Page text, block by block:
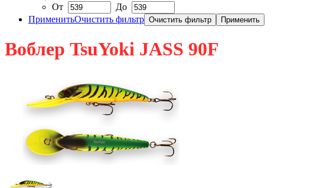
От
До
ПрименитьОчистить фильтр
Воблер TsuYoki JASS 90F